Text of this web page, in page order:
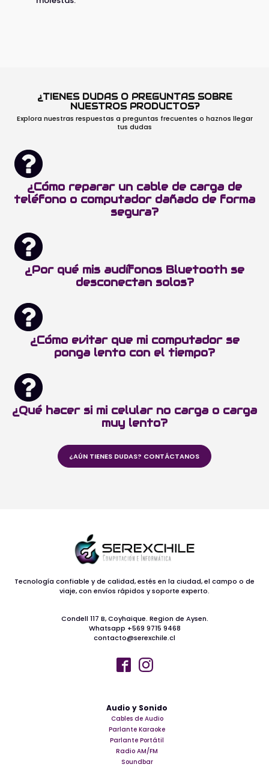
¿TIENES DUDAS O PREGUNTAS SOBRE
NUESTROS PRODUCTOS?
Explora nuestras respuestas a preguntas frecuentes o haznos llegar
tus dudas
¿Cómo reparar un cable de carga de
teléfono o computador dañado de forma
segura?
¿Por qué mis audífonos Bluetooth se
desconectan solos?
¿Cómo evitar que mi computador se
ponga lento con el tiempo?
¿Qué hacer si mi celular no carga o carga
muy lento?
¿AÚN TIENES DUDAS? CONTÁCTANOS
Audio y Sonido
Cables de Audio
Parlante Karaoke
Parlante Portátil
Radio AM/FM
Soundbar
Tecnología confiable y de calidad, estés en la ciudad, el campo o de
viaje, con envíos rápidos y soporte experto.
Condell 117 B, Coyhaique. Region de Aysen.
Whatsapp +569 9715 9468
contacto@serexchile.cl